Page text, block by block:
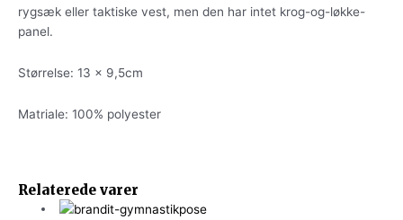
rygsæk eller taktiske vest, men den har intet krog-og-løkke-
panel.
Størrelse: 13 x 9,5cm
Matriale: 100% polyester
Relaterede varer
has